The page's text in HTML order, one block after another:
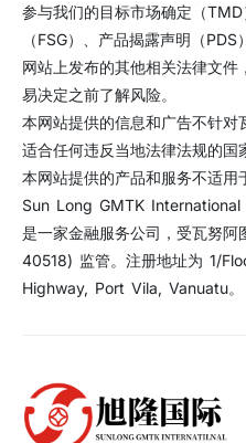
参与我们的目标市场确定（
（FSG）、产品揭露声明（
网站上发布的其他相关法律文
易决定之前了解风险。
本网站提供的信息和广告不针对
适合任何违反当地法律法规的国
本网站提供的产品和服务不适用
Sun Long GMTK
是一家金融服务公司，受瓦努
40518) 监管。注册地址为 1/
Highway, Port Vila, Vanuatu。